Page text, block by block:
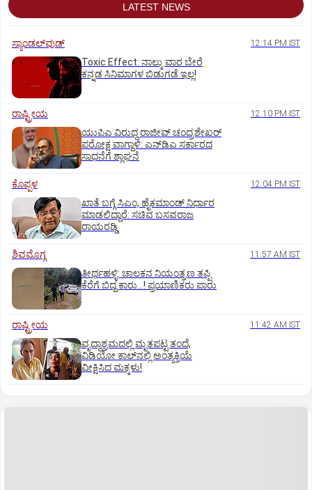
LATEST NEWS
ಸ್ಯಾಂಡಲ್‌ವುಡ್‌ 12:14 PM IST
Toxic Effect: ನಾಲ್ಕು ವಾರ ಬೇರೆ
ಕನ್ನಡ ಸಿನಿಮಾಗಳ ಬಿಡುಗಡೆ ಇಲ್ಲ!
ರಾಷ್ಟ್ರೀಯ 12:10 PM IST
ಯುಪಿಎ ವಿರುದ್ಧ ರಾಜೀವ್ ಚಂದ್ರಶೇಖರ್
ಪರೋಕ್ಷ ವಾಗ್ದಾಳಿ: ಎನ್‌ಡಿಎ ಸರ್ಕಾರದ
ಸಾಧನೆಗೆ ಶ್ಲಾಘನೆ
ಕೊಪ್ಪಳ 12:04 PM IST
ಖಾತೆ ಬಗ್ಗೆ ಸಿಎಂ, ಹೈಕಮಾಂಡ್ ನಿರ್ಧಾರ
ಮಾಡಲಿದ್ದಾರೆ: ಸಚಿವ ಬಸವರಾಜ
ರಾಯರಡ್ಡಿ
ಶಿವಮೊಗ್ಗ 11:57 AM IST
ತೀರ್ಥಹಳ್ಳಿ: ಚಾಲಕನ ನಿಯಂತ್ರಣ ತಪ್ಪಿ
ಕೆರೆಗೆ ಬಿದ್ದ ಕಾರು...! ಪ್ರಯಾಣಿಕರು ಪಾರು
ರಾಷ್ಟ್ರೀಯ 11:42 AM IST
ವೃದ್ಧಾಶ್ರಮದಲ್ಲಿ ಮೃತಪಟ್ಟ ತಂದೆ,
ವಿಡಿಯೋ ಕಾಲ್‌ನಲ್ಲಿ ಅಂತ್ಯಕ್ರಿಯೆ
ವೀಕ್ಷಿಸಿದ ಮಕ್ಕಳು!